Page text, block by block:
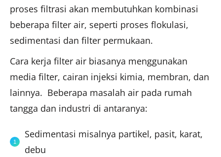
proses filtrasi akan membutuhkan kombinasi
beberapa filter air, seperti proses flokulasi,
sedimentasi dan filter permukaan.
Cara kerja filter air biasanya menggunakan
media filter, cairan injeksi kimia, membran, dan
lainnya. Beberapa masalah air pada rumah
tangga dan industri di antaranya:
Sedimentasi misalnya partikel, pasit, karat,
debu